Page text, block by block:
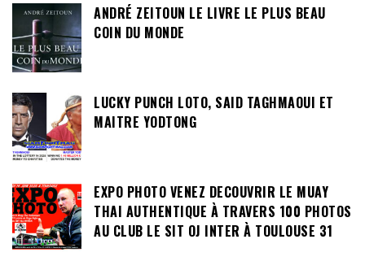
ANDRÉ ZEITOUN LE LIVRE LE PLUS BEAU
COIN DU MONDE
LUCKY PUNCH LOTO, SAID TAGHMAOUI ET
MAITRE YODTONG
EXPO PHOTO VENEZ DECOUVRIR LE MUAY
THAI AUTHENTIQUE À TRAVERS 100 PHOTOS
AU CLUB LE SIT OJ INTER À TOULOUSE 31